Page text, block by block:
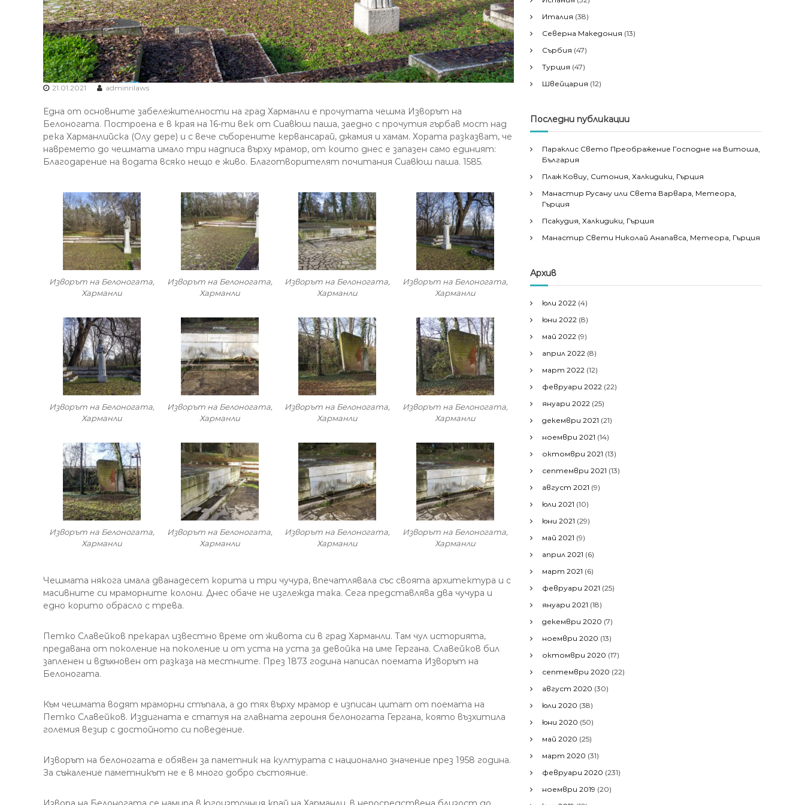
21.01.2021 adminrilaws
Една от основните забележителности на град Харманли е прочутата чешма Изворът на
Белоногата. Построена е в края на 16-ти век от Сиавюш паша, заедно с прочутия гърбав мост над
река Харманлийска (Олу дере) и с вече съборените кервансарай, джамия и хамам. Хората разказват, че
навремето до чешмата имало три надписа върху мрамор, от които днес е запазен само единият:
Благодарение на водата всяко нещо е живо. Благотворителят почитания Сиавюш паша. 1585.
Изворът на Белоногата,
Харманли
Изворът на Белоногата,
Харманли
Изворът на Белоногата,
Харманли
Изворът на Белоногата,
Харманли
Изворът на Белоногата,
Харманли
Изворът на Белоногата,
Харманли
Изворът на Белоногата,
Харманли
Изворът на Белоногата,
Харманли
Изворът на Белоногата,
Харманли
Изворът на Белоногата,
Харманли
Изворът на Белоногата,
Харманли
Изворът на Белоногата,
Харманли
Чешмата някога имала дванадесет корита и три чучура, впечатлявала със своята архитектура и с
масивните си мраморните колони. Днес обаче не изглежда така. Сега представлява два чучура и
едно корито обрасло с трева.
Петко Славейков прекарал известно време от живота си в град Харманли. Там чул историята,
предавана от поколение на поколение и от уста на уста за девойка на име Гергана. Славейков бил
запленен и вдъхновен от разказа на местните. През 1873 година написал поемата Изворът на
Белоногата.
Към чешмата водят мраморни стъпала, а до тях върху мрамор е изписан цитат от поемата на
Петко Славейков. Издигната е статуя на главната героиня белоногата Гергана, която възхитила
големия везир с достойното си поведение.
Изворът на белоногата е обявен за паметник на културата с национално значение през 1958 година.
За съжаление паметникът не е в много добро състояние.
Италия (38)
Северна Македония (13)
Сърбия (47)
Турция (47)
Швейцария (12)
Последни публикации
Параклис Свето Преображение Господне на Витоша,
България
Плаж Ковиу, Ситония, Халкидики, Гърция
Манастир Русану или Света Варвара, Метеора,
Гърция
Псакудия, Халкидики, Гърция
Манастир Свети Николай Анапавса, Метеора, Гърция
Архив
юли 2022 (4)
юни 2022 (8)
май 2022 (9)
април 2022 (8)
март 2022 (12)
февруари 2022 (22)
януари 2022 (25)
декември 2021 (21)
ноември 2021 (14)
октомври 2021 (13)
септември 2021 (13)
август 2021 (9)
юли 2021 (10)
юни 2021 (29)
май 2021 (9)
април 2021 (6)
март 2021 (6)
февруари 2021 (25)
януари 2021 (18)
декември 2020 (7)
ноември 2020 (13)
октомври 2020 (17)
септември 2020 (22)
август 2020 (30)
юли 2020 (38)
юни 2020 (50)
май 2020 (25)
март 2020 (31)
февруари 2020 (231)
ноември 2019 (20)